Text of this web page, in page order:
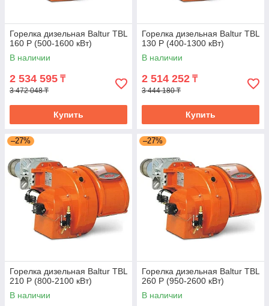
Горелка дизельная Baltur TBL
160 P (500-1600 кВт)
В наличии
2 534 595 ₸
3 472 048 ₸
Купить
Горелка дизельная Baltur TBL
130 P (400-1300 кВт)
В наличии
2 514 252 ₸
3 444 180 ₸
Купить
–27%
Горелка дизельная Baltur TBL
210 P (800-2100 кВт)
В наличии
–27%
Горелка дизельная Baltur TBL
260 P (950-2600 кВт)
В наличии